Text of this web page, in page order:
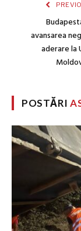
avansarea
aderare la
POSTĂRI